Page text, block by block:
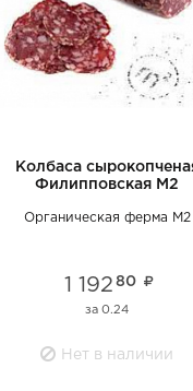
Колбаса
Филипповская М2
Органическая ферма М2
1 192 80
за0.24
Нет в наличии